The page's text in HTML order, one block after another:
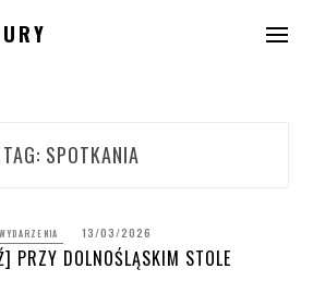
TAG: SPOTKANIA
WYDARZENIA 13/03/2026
PRZY DOLNOŚLĄSKIM STOLE